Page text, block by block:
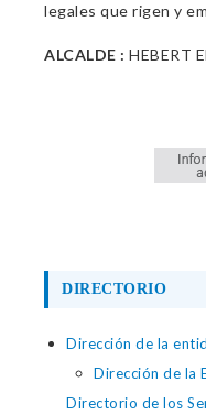
legales que rigen y
ALCALDE : HEBERT
DIRECTORIO
Dirección de la
Dirección de la
Directorio de los